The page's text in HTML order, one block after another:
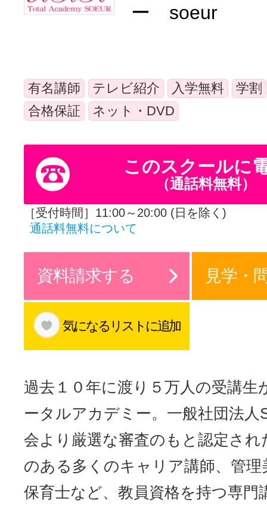
特集をみる
グッドスク
掲載のお問
サイトマッ
ー soeur
有名講師 テレビ紹介 入学無料
学割
合格保証
ネット・DVD
このスクールに
（通話料無料）
［受付時間］11:00～20:00 (日を除く)
通話料無料について
資料請求する 見学・
気になるリストに追加
過去１０年に渡り５万人の受講生
ータルアカデミー。一般社団法人
会より厳選な審査のもと認定され
のある多くのキャリア講師、管理
保育士など、教員資格を持つ専門